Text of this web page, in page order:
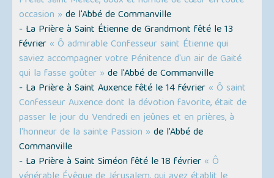
occasion » de l'Abbé de Commanville
- La Prière à Saint Étienne de Grandmont fêté le 13
février « Ô admirable Confesseur saint Étienne qui
saviez accompagner votre Pénitence d'un air de Gaité
qui la fasse goûter » de l'Abbé de Commanville
- La Prière à Saint Auxence fêté le 14 février « Ô saint
Confesseur Auxence dont la dévotion favorite, était de
passer le jour du Vendredi en jeûnes et en prières, à
l'honneur de la sainte Passion » de l'Abbé de
Commanville
- La Prière à Saint Siméon fêté le 18 février « Ô